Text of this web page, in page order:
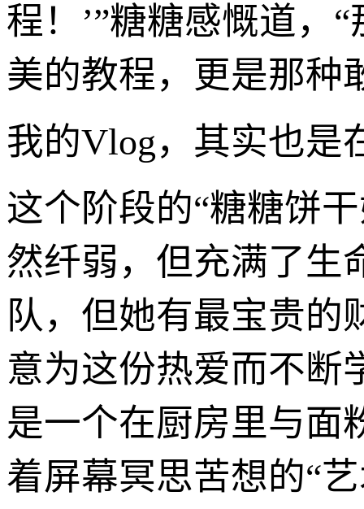
程！’”糖糖感慨道，
美的教程，更是那种
我的Vlog，其实也是
这个阶段的“糖糖饼
然纤弱，但充满了生
队，但她有最宝贵
意为这份热爱而不断
是一个在厨房里与面
着屏幕冥思苦想的“